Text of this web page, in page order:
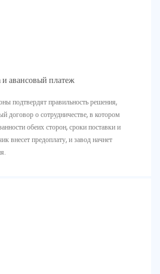
авансовый платеж
подтвердят правильность решения,
договор о сотрудничестве, в котором
обеих сторон, сроки поставки и
внесет предоплату, и завод начнет